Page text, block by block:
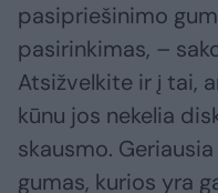
pasipriešinimo
pasirinkimas, –
Atsižvelkite ir į tai,
kūnu jos nekelia
skausmo.
gumas, kurios yra